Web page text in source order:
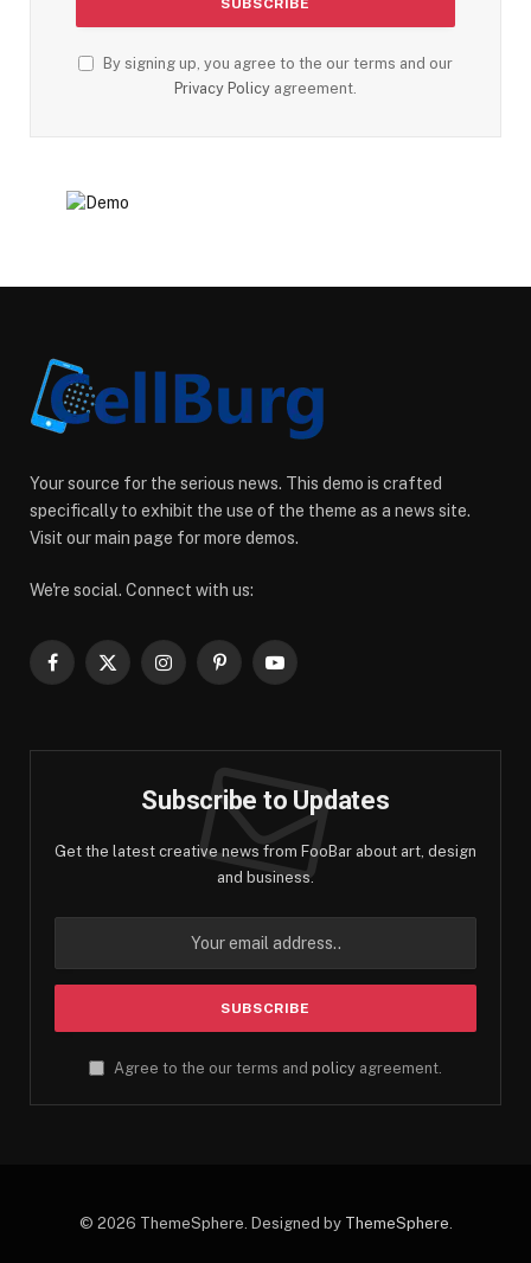
By signing up, you agree to the our terms and our
Privacy Policy agreement.
Your source for the serious news. This demo is crafted
specifically to exhibit the use of the theme as a news site.
Visit our main page for more demos.
We're social. Connect with us:
Facebook
X
InstagramPinterestYouTube
Subscribe to Updates
Get the latest creative news from FooBar about art, design
and business.
Agree to the our terms and policy agreement.
© 2026 ThemeSphere. Designed by ThemeSphere